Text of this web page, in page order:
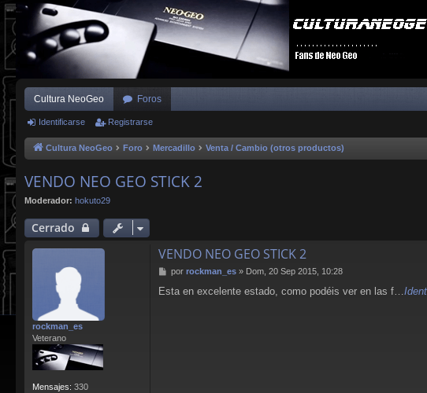
Cultura NeoGeo Foros
Identificarse Registrarse
Cultura NeoGeo Foro Mercadillo Venta / Cambio (otros productos)
VENDO NEO GEO STICK 2
Moderador: hokuto29
Cerrado
rockman_es
Veterano
Mensajes: 330
VENDO NEO GEO STICK 2
M
n
por rockman_es» Dom, 20 Sep 2015, 10:28
Esta en excelente estado, como podéis ver en las f…